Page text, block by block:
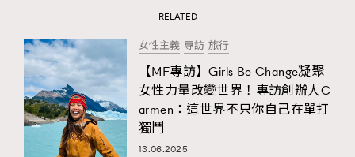
RELATED
女性主義 專訪 旅行
【MF專訪】Girls Be Change凝聚
女性力量改變世界！專訪創辦人C
armen：這世界不只你自己在單打
獨鬥
13.06.2025